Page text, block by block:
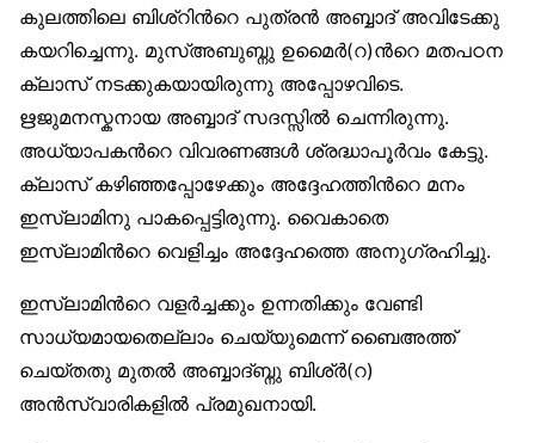
കുലത്തിലെ ബിശ്റിന്‍റെ പുത്രന്‍ അബ്ബാദ് അവിടേക്കു
കയറിച്ചെന്നു. മുസ്അബുബ്നു ഉമൈര്‍(റ)ന്‍റെ മതപഠന
ക്ലാസ് നടക്കുകയായിരുന്നു അപ്പോഴവിടെ.
ഋജുമനസ്കനായ അബ്ബാദ് സദസ്സില്‍ ചെന്നിരുന്നു.
അധ്യാപകന്‍റെ വിവരണങ്ങള്‍ ശ്രദ്ധാപൂര്‍വം കേട്ടു.
ക്ലാസ് കഴിഞ്ഞപ്പോഴേക്കും അദ്ദേഹത്തിന്‍റെ മനം
ഇസ്ലാമിനു പാകപ്പെട്ടിരുന്നു. വൈകാതെ
ഇസ്ലാമിന്‍റെ വെളിച്ചം അദ്ദേഹത്തെ അനുഗ്രഹിച്ചു.
ഇസ്ലാമിന്‍റെ വളര്‍ച്ചക്കും ഉന്നതിക്കും വേണ്ടി
സാധ്യമായതെല്ലാം ചെയ്യുമെന്ന് ബൈഅത്ത്
ചെയ്തതു മുതല്‍ അബ്ബാദ്ബ്നു ബിശ്ര്‍(റ)
അന്‍സ്വാരികളില്‍ പ്രമുഖനായി.